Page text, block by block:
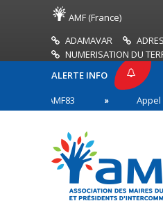
AMF (France)
ADAMAVAR
NUMERISATION DU
ALERTE INFO
AMF83
Appel de
en première ligne